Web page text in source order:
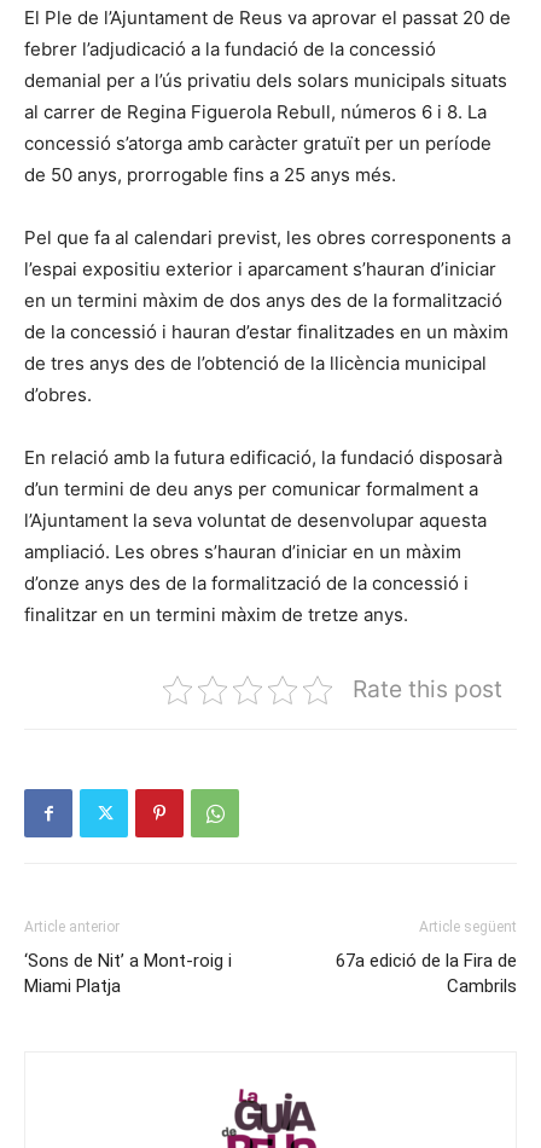
El Ple de l’Ajuntament de Reus va aprovar el passat 20 de
febrer l’adjudicació a la fundació de la concessió
demanial per a l’ús privatiu dels solars municipals situats
al carrer de Regina Figuerola Rebull, números 6 i 8. La
concessió s’atorga amb caràcter gratuït per un període
de 50 anys, prorrogable fins a 25 anys més.
Pel que fa al calendari previst, les obres corresponents a
l’espai expositiu exterior i aparcament s’hauran d’iniciar
en un termini màxim de dos anys des de la formalització
de la concessió i hauran d’estar finalitzades en un màxim
de tres anys des de l’obtenció de la llicència municipal
d’obres.
En relació amb la futura edificació, la fundació disposarà
d’un termini de deu anys per comunicar formalment a
l’Ajuntament la seva voluntat de desenvolupar aquesta
ampliació. Les obres s’hauran d’iniciar en un màxim
d’onze anys des de la formalització de la concessió i
finalitzar en un termini màxim de tretze anys.
Rate this post
Article anterior
‘Sons de Nit’ a Mont-roig i
Miami Platja
Article següent
67a edició de la Fira de
Cambrils